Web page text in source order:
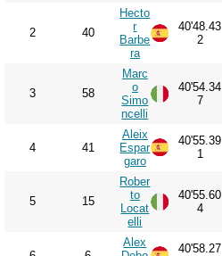
2 40
Hecto
r
Barbe
ra
40'48.43
2
3 58
Marc
o
Simo
ncelli
40'54.34
7
4 41
Aleix
Espar
garo
40'55.39
1
5 15
Rober
to
Locat
elli
40'55.60
4
Alex
40'58.27